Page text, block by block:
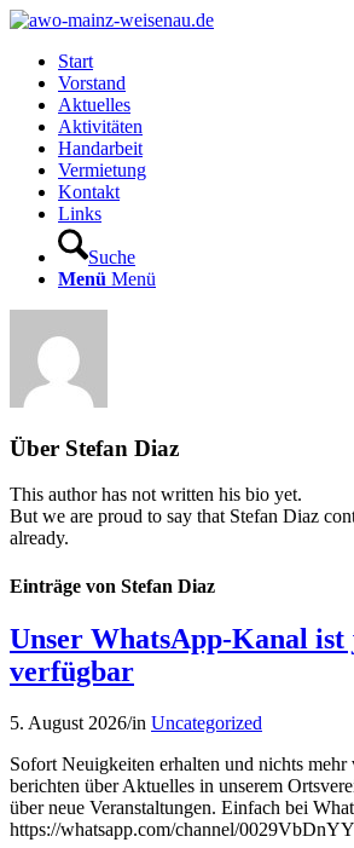
Start
Vorstand
Aktuelles
Aktivitäten
Handarbeit
Vermietung
Kontakt
Links
Suche
Menü Menü
Über Stefan Diaz
This author has not written his bio yet.
But we are proud to say that Stefan Diaz
already.
Einträge von Stefan Diaz
Unser WhatsApp-Kanal ist
verfügbar
5. August 2026/in Uncategorized
Sofort Neuigkeiten erhalten und nichts mehr
berichten über Aktuelles in unserem
über neue Veranstaltungen. Einfach bei
https://whatsapp.com/channel/